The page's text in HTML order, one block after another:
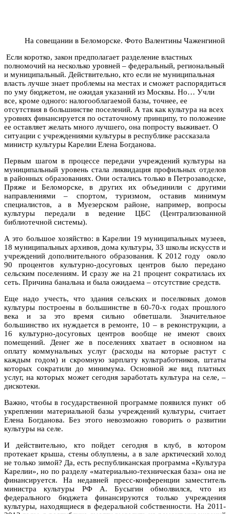
На совещании в Беломорске. Фото Валентины Чаженгиной
Если коротко, закон предполагает разделение властных
полномочий на несколько уровней – федеральный, региональный
и муниципальный. Действительно, кто если не муниципальная
власть лучше знает проблемы на местах и сможет распорядиться
по уму бюджетом, не ожидая указаний из Москвы. Но… Учли
все, кроме одного: налогооблагаемой базы, точнее, ее
отсутствия в большинстве поселений. А так как культура на всех
уровнях финансируется по остаточному принципу, то положение
ее оставляет желать много лучшего, она попросту выживает. О
ситуации с учреждениями культуры в республике рассказала
министр культуры Карелии Елена Богданова.
Первым шагом в процессе передачи учреждений культуры на
муниципальный уровень стала ликвидация профильных отделов
в районных образованиях. Они остались только в Петрозаводске,
Пряже и Беломорске, в других их объединили с другими
направлениями – спортом, туризмом, оставив минимум
специалистов, а в Муезерском районе, например, вопросы
культуры передали в ведение ЦБС (Централизованной
библиотечной системы).
А это большое хозяйство: в Карелии 19 муниципальных музеев,
18 муниципальных архивов, дома культуры, 33 школы искусств и
учреждений дополнительного образования. К 2012 году около
90 процентов культурно-досуговых центров было передано
сельским поселениям. И сразу же на 21 процент сократилась их
сеть. Причина банальна и была ожидаема – отсутствие средств.
Еще надо учесть, что здания сельских и поселковых домов
культуры построены в большинстве в 60-70-х годах прошлого
века и за это время сильно обветшали. Значительное
большинство их нуждается в ремонте, 10 – в реконструкции, а
16 культурно-досуговых центров вообще не имеют своих
помещений. Денег же в поселениях хватает в основном на
оплату коммунальных услуг (расходы на которые растут с
каждым годом) и скромную зарплату культработников, штаты
которых сократили до минимума. Основной же вид платных
услуг, на которых может сегодня заработать культура на селе, –
дискотеки.
Важно, чтобы в государственной программе появился пункт об
укреплении материальной базы учреждений культуры, считает
Елена Богданова. Без этого невозможно говорить о развитии
культуры на селе.
И действительно, кто пойдет сегодня в клуб, в котором
протекает крыша, стены облуплены, а в зале арктический холод
не только зимой? Да, есть республиканская программа «Культура
Карелии», но по разделу «материально-техническая база» она не
финансируется. На недавней пресс-конференции заместитель
министра культуры РФ А. Бусыгин обмолвился, что из
федерального бюджета финансируются только учреждения
культуры, находящиеся в федеральной собственности. На 2011-